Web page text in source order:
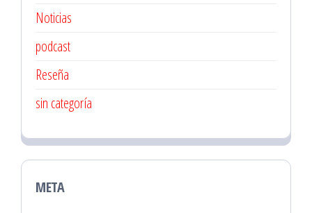
Noticias
podcast
Reseña
sin categoría
META